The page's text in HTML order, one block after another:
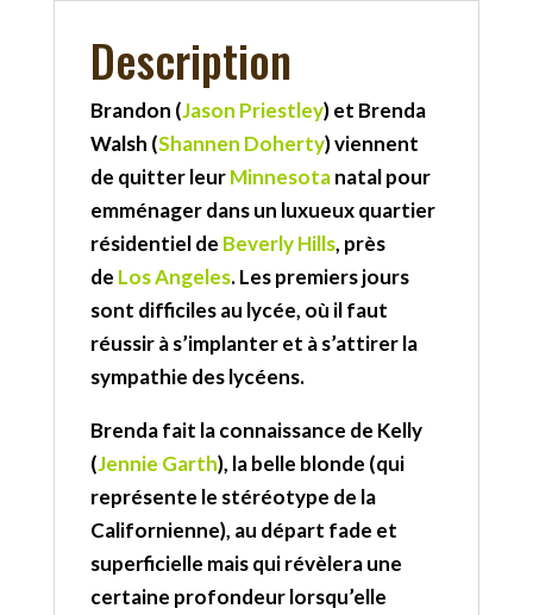
Description
Brandon (Jason Priestley) et Brenda
Walsh (Shannen Doherty) viennent
de quitter leurMinnesotanatal pour
emménager dans un luxueux quartier
résidentiel de Beverly Hills, près
de Los Angeles. Les premiers jours
sont difficiles au lycée, où il faut
réussir à s’implanter et à s’attirer la
sympathie des lycéens.
Brenda fait la connaissance de Kelly
(Jennie Garth), la belle blonde (qui
représente le stéréotype de la
Californienne), au départ fade et
superficielle mais qui révèlera une
certaine profondeur lorsqu’elle